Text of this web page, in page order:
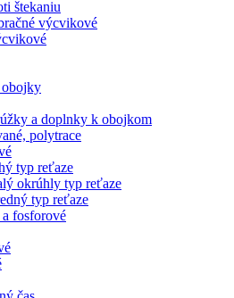
štekaniu
výcvikové
a doplnky k obojkom
polytrace
typ reťaze
okrúhly typ reťaze
typ reťaze
a fosforové